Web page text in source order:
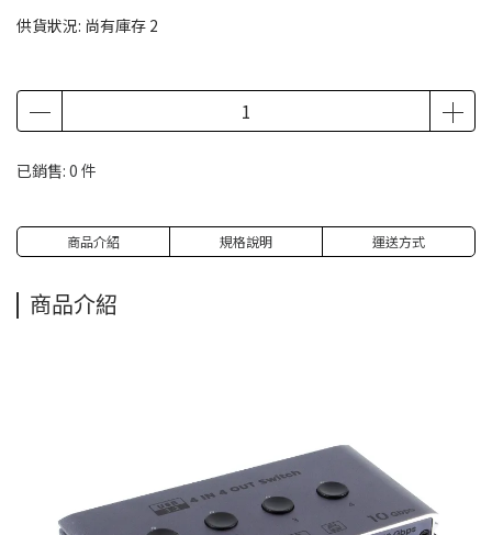
供貨狀況: 尚有庫存 2
已銷售: 0 件
商品介紹 規格說明 運送方式
商品介紹